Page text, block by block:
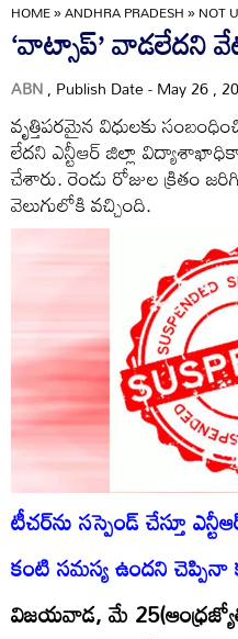
HOME»ANDHRA PRADESH»NOT
‘వాట్సాప్‌’ వాడలేదని
ABN, Publish Date - May 26 ,
వృత్తిపరమైన విధులకు
లేదని ఎన్టీఆర్‌ జిల్లా
చేశారు. రెండు రోజుల క్రితం
వెలుగులోకి వచ్చింది.
టీచర్‌ను సస్పెండ్‌ చేస్తూ
కంటి సమస్య ఉందని చెప్పినా
విజయవాడ, మే